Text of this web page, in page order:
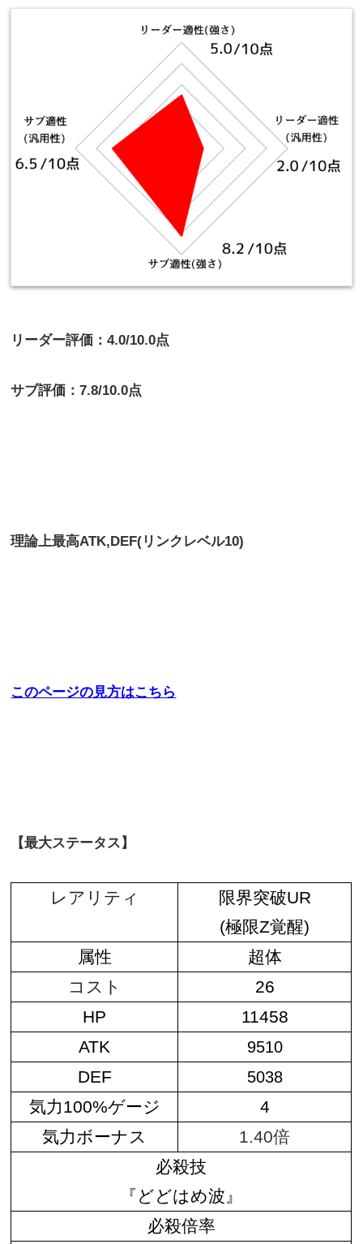
リーダー評価：4.0/10.0点
サブ評価：7.8/10.0点
理論上最高ATK,DEF(リンクレベル10)
このページの見方はこちら
【最大ステータス】
レアリティ
限界突破UR
(極限Z覚醒)
属性
超体
コスト
26
HP
11458
ATK
9510
DEF 5038
気力100%ゲージ
4
気力ボーナス
1.40倍
必殺技
『どどはめ波』
必殺倍率